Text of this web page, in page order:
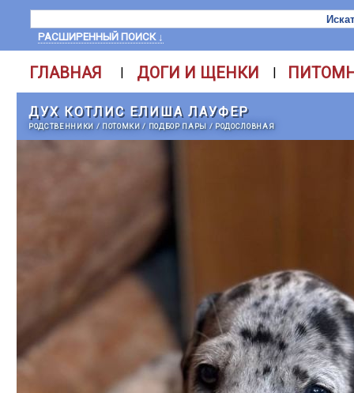
РАСШИРЕННЫЙ ПОИСК ↓
ГЛАВНАЯ | ДОГИ И ЩЕНКИ |
ДУХ КОТЛИС ЕЛИША ЛАУФЕР
РОДСТВЕННИКИ / ПОТОМКИ/ ПОДБОР ПАРЫ / РОДОСЛОВНАЯ